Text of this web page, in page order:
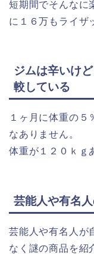
短期間でそんなに
に１６万もライザ
ジムは辛いけ
較している
１ヶ月に体重の５
なありません。
体重が１２０ｋｇ
芸能人や有名
芸能人や有名人が
なく謎の商品を紹